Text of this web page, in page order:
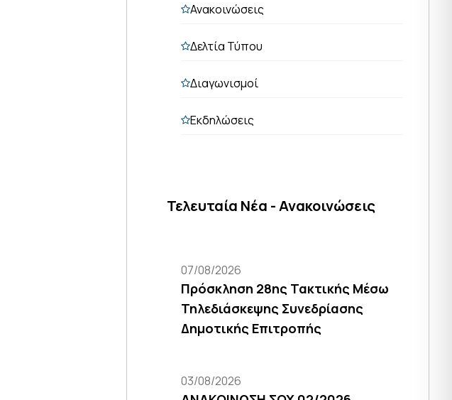
Ανακοινώσεις
Δελτία Τύπου
Διαγωνισμοί
Εκδηλώσεις
Τελευταία Νέα - Ανακοινώσεις
07/08/2026
Πρόσκληση 28ης Τακτικής Μέσω
Τηλεδιάσκεψης Συνεδρίασης
Δημοτικής Επιτροπής
03/08/2026